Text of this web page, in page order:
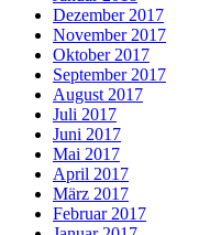
Dezember 2017
November 2017
Oktober 2017
September 2017
August 2017
Juli 2017
Juni 2017
Mai 2017
April 2017
März 2017
Februar 2017